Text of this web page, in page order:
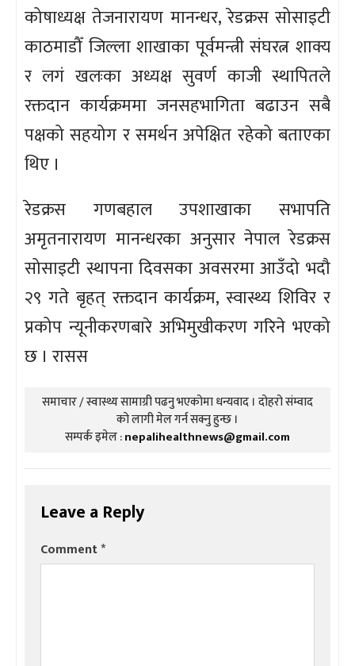
कोषाध्यक्ष तेजनारायण मानन्धर, रेडक्रस सोसाइटी
काठमाडौँ जिल्ला शाखाका पूर्वमन्त्री संघरत्न शाक्य
र लगं खलःका अध्यक्ष सुवर्ण काजी स्थापितले
रक्तदान कार्यक्रममा जनसहभागिता बढाउन सबै
पक्षको सहयोग र समर्थन अपेक्षित रहेको बताएका
थिए ।
रेडक्रस गणबहाल उपशाखाका सभापति
अमृतनारायण मानन्धरका अनुसार नेपाल रेडक्रस
सोसाइटी स्थापना दिवसका अवसरमा आउँदो भदौ
२९ गते बृहत् रक्तदान कार्यक्रम, स्वास्थ्य शिविर र
प्रकोप न्यूनीकरणबारे अभिमुखीकरण गरिने भएको
छ । रासस
समाचार / स्वास्थ्य सामाग्री पढनु भएकोमा धन्यवाद । दोहरो संम्वाद
को लागी मेल गर्न सक्नु हुन्छ ।
सम्पर्क इमेल :nepalihealthnews@gmail.com
Leave a Reply
Comment*